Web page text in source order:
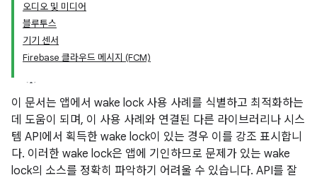
오디오 및 미디어
블루투스
기기 센서
Firebase 클라우드 메시지 (FCM)
이 문서는 앱에서 wake lock 사용 사례를 식별하고 최적화하는
데 도움이 되며, 이 사용 사례와 연결된 다른 라이브러리나 시스
템 API에서 획득한 wake lock이 있는 경우 이를 강조 표시합니
다. 이러한 wake lock은 앱에 기인하므로 문제가 있는 wake
lock의 소스를 정확히 파악하기 어려울 수 있습니다. API를 잘